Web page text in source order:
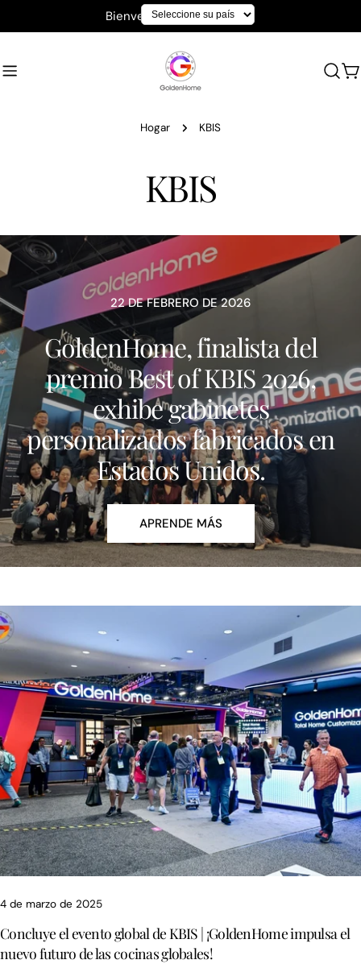
al
Bienvenido a GoldenHome
Hogar KBIS
KBIS
22 DE FEBRERO DE 2026
GoldenHome, finalista del
premio Best of KBIS 2026,
exhibe gabinetes
personalizados fabricados en
Estados Unidos.
APRENDE MÁS
4 de marzo de 2025
Concluye el evento global de KBIS | ¡GoldenHome impulsa el
nuevo futuro de las cocinas globales!